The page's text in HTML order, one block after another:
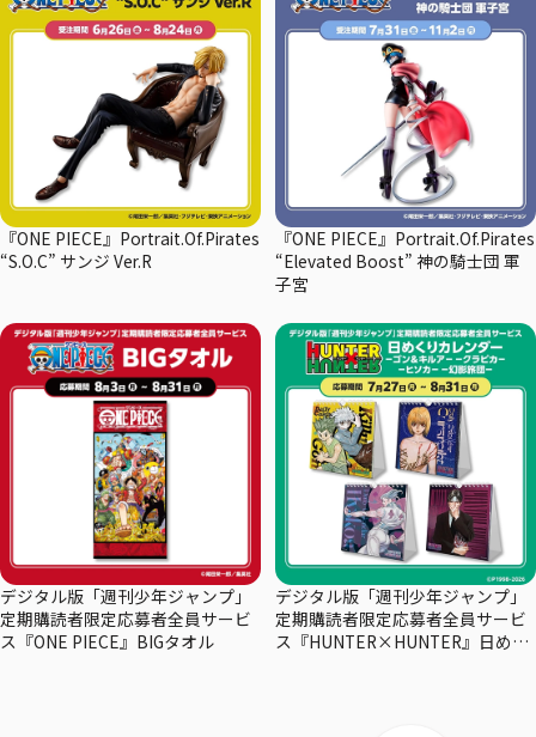
『ONE PIECE』Portrait.Of.Pirates
“S.O.C” サンジ Ver.R
『ONE PIECE』Portrait.Of.Pirates
“Elevated Boost” 神の騎士団 軍
子宮
デジタル版「週刊少年ジャンプ」
定期購読者限定応募者全員サービ
ス『ONE PIECE』BIGタオル
デジタル版「週刊少年ジャンプ」
定期購読者限定応募者全員サービ
ス『HUNTER×HUNTER』日めく